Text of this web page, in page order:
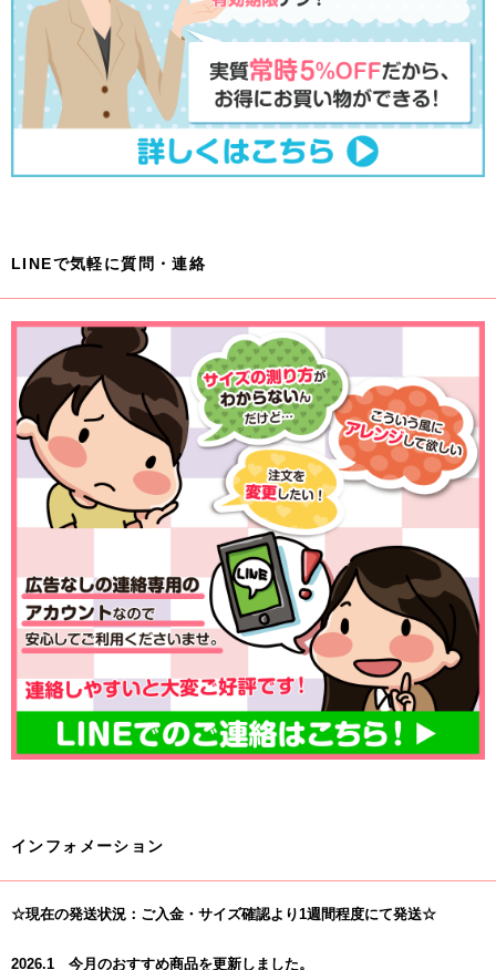
LINEで気軽に質問・連絡
インフォメーション
☆現在の発送状況：ご入金・サイズ確認より1週間程度にて発送☆
2026.1 今月のおすすめ商品を更新しました。